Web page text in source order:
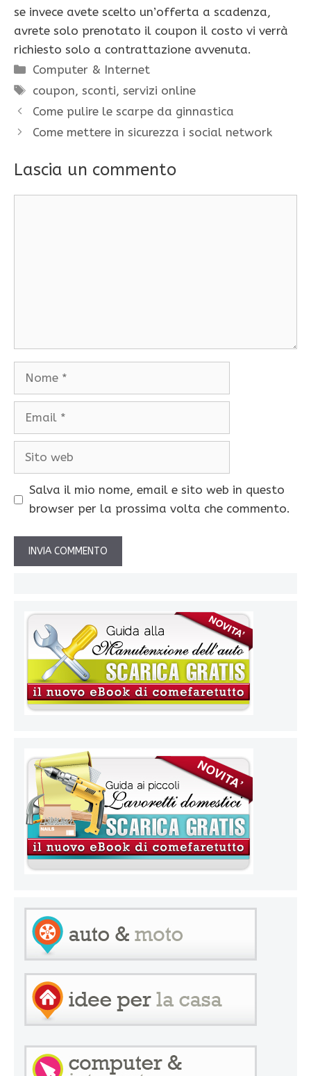
se invece avete scelto un’offerta a scadenza,
avrete solo prenotato il coupon il costo vi verrà
richiesto solo a contrattazione avvenuta.
Categorie
Computer & Internet
Tag
coupon,sconti,servizi online
Come pulire le scarpe da ginnastica
Come mettere in sicurezza i social network
Lascia un commento
Nome
Email
Sito
Salva il mio nome, email e sito web in questo
browser per la prossima volta che commento.